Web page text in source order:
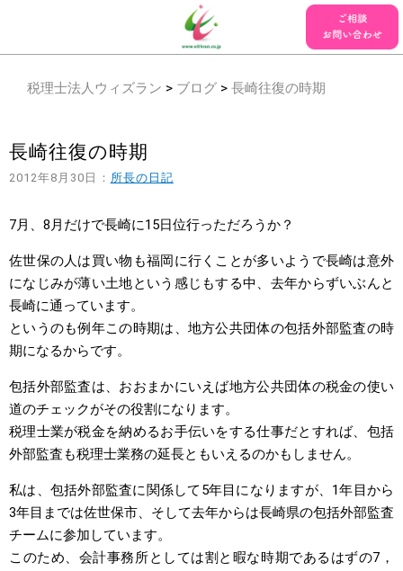
税理士法人ウィズラン > ブログ > 長崎往復の時期
長崎往復の時期
2012年8月30日： 所長の日記
7月、8月だけで長崎に15日位行っただろうか？
佐世保の人は買い物も福岡に行くことが多いようで長崎は意外
になじみが薄い土地という感じもする中、去年からずいぶんと
長崎に通っています。
というのも例年この時期は、地方公共団体の包括外部監査の時
期になるからです。
包括外部監査は、おおまかにいえば地方公共団体の税金の使い
道のチェックがその役割になります。
税理士業が税金を納めるお手伝いをする仕事だとすれば、包括
外部監査も税理士業務の延長ともいえるのかもしません。
私は、包括外部監査に関係して5年目になりますが、1年目から
3年目までは佐世保市、そして去年からは長崎県の包括外部監査
チームに参加しています。
このため、会計事務所としては割と暇な時期であるはずの7，